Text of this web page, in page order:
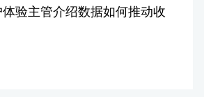
验主管介绍数据如何推动收